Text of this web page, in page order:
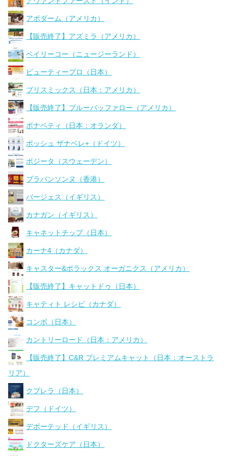
アボダーム（アメリカ）
【販売終了】アズミラ（アメリカ）
ベイリーコー（ニュージーランド）
ビューティープロ（日本）
ブリスミックス（日本：アメリカ）
【販売終了】ブルーバッファロー（アメリカ）
ボナペティ（日本：オランダ）
ボッシュ ザナベレ+（ドイツ）
ボジータ（スウェーデン）
ブラバンソンヌ（香港）
バージェス（イギリス）
カナガン（イギリス）
キャネットチップ（日本）
カーナ4（カナダ）
キャスター&ポラックス オーガニクス（アメリカ）
【販売終了】キャットドゥ（日本）
キャティト レシピ（カナダ）
コンボ（日本）
カントリーロード（日本：アメリカ）
【販売終了】C&R プレミアムキャット（日本：オーストラ
リア）
クプレラ（日本）
デフ（ドイツ）
デボーテッド（イギリス）
ドクターズケア（日本）